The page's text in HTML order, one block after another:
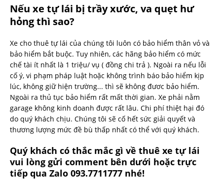
Nếu xe tự lái bị trầy xước, va quẹt hư
hỏng thì sao?
Xe cho thuê tự lái của chúng tôi luôn có bảo hiểm thân vỏ và
bảo hiểm bắt buộc. Tuy nhiên, các hãng bảo hiểm có mức
chế tài ít nhất là 1 triệu/ vụ ( đồng chi trả ). Ngoài ra nếu lỗi
cố ý, vi phạm pháp luật hoặc không trình báo bảo hiểm kịp
lúc, không giữ hiện trường... thì sẽ không đươc bảo hiểm.
Ngoài ra thủ tục bảo hiểm rất mất thời gian. Xe phải nằm
garage không kinh doanh được rất lâu. Chi phí thiệt hại đó
do quý khách chịu. Chúng tôi sẽ cố hết sức giải quyết và
thương lượng mức đề bù thấp nhất có thể với quý khách.
Quý khách có thắc mắc gì về thuê xe tự lái
vui lòng gửi comment bên dưới hoặc trực
tiếp qua Zalo 093.7711777 nhé!